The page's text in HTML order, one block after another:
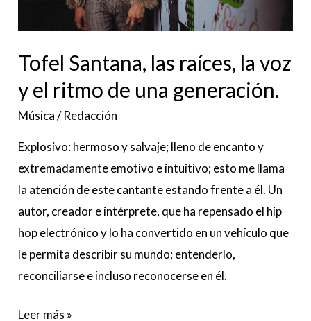
Tofel Santana, las raíces, la voz
y el ritmo de una generación.
Música/Redacción
Explosivo: hermoso y salvaje; lleno de encanto y
extremadamente emotivo e intuitivo; esto me llama
la atención de este cantante estando frente a él. Un
autor, creador e intérprete, que ha repensado el hip
hop electrónico y lo ha convertido en un vehículo que
le permita describir su mundo; entenderlo,
reconciliarse e incluso reconocerse en él.
ritmo
de
una
generación.
Leer más »